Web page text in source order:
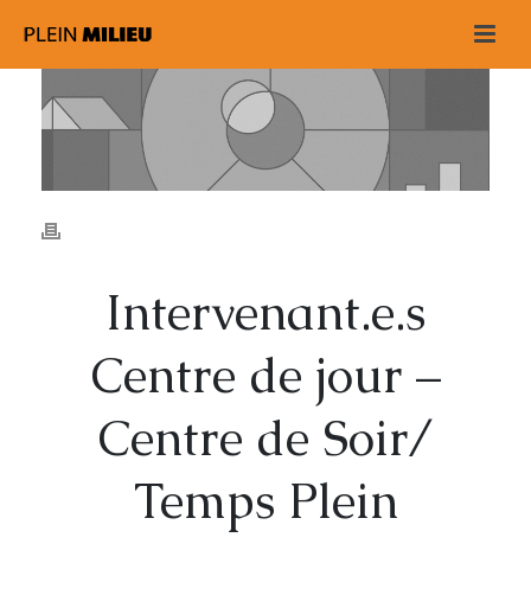
Intervenant.e.s
Centre de jour –
Centre de Soir/
Temps Plein